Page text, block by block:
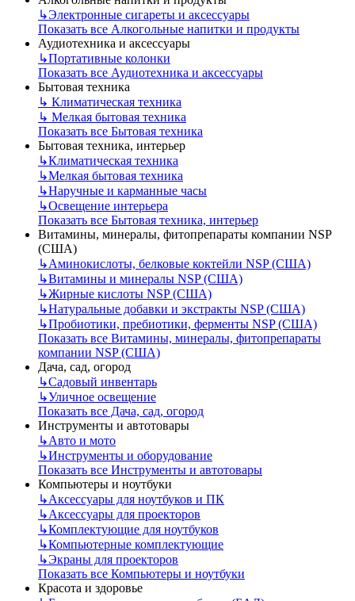
↳Электронные сигареты и аксессуары
Показать все Алкогольные напитки и продукты
Аудиотехника и аксессуары
↳Портативные колонки
Показать все Аудиотехника и аксессуары
Бытовая техника
↳ Климатическая техника
↳ Мелкая бытовая техника
Показать все Бытовая техника
Бытовая техника, интерьер
↳Климатическая техника
↳Мелкая бытовая техника
↳Наручные и карманные часы
↳Освещение интерьера
Показать все Бытовая техника, интерьер
Витамины, минералы, фитопрепараты компании NSP
(США)
↳Аминокислоты, белковые коктейли NSP (США)
↳Витамины и минералы NSP (США)
↳Жирные кислоты NSP (США)
↳Натуральные добавки и экстракты NSP (США)
↳Пробиотики, пребиотики, ферменты NSP (США)
Показать все Витамины, минералы, фитопрепараты
компании NSP (США)
Дача, сад, огород
↳Садовый инвентарь
↳Уличное освещение
Показать все Дача, сад, огород
Инструменты и автотовары
↳Авто и мото
↳Инструменты и оборудование
Показать все Инструменты и автотовары
Компьютеры и ноутбуки
↳Аксессуары для ноутбуков и ПК
↳Аксессуары для проекторов
↳Комплектующие для ноутбуков
↳Компьютерные комплектующие
↳Экраны для проекторов
Показать все Компьютеры и ноутбуки
Красота и здоровье